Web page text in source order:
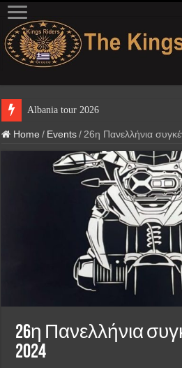
Albania tour 2026
Home / Events / 26η Πανελλήνια
26η Πανελλήνια
2024